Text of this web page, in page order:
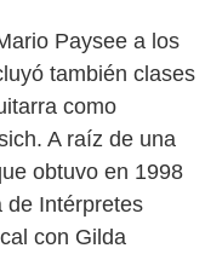
Paysee a los
también clases
como
A raíz de una
obtuvo en 1998
de Intérpretes
con Gilda